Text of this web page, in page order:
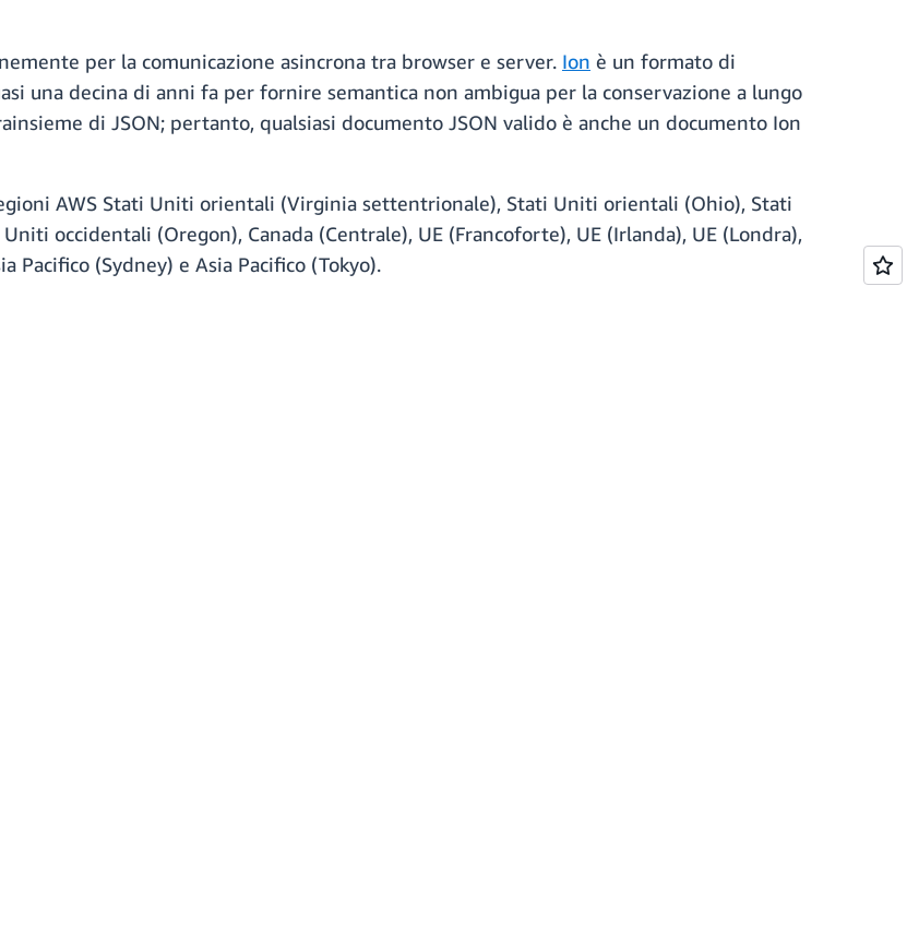
per la comunicazione asincrona tra browser e server. Ion è un formato di
una decina di anni fa per fornire semantica non ambigua per la conservazione a lungo
di JSON; pertanto, qualsiasi documento JSON valido è anche un documento Ion
AWS Stati Uniti orientali (Virginia settentrionale), Stati Uniti orientali (Ohio), Stati
occidentali (Oregon), Canada (Centrale), UE (Francoforte), UE (Irlanda), UE (Londra),
Pacifico (Sydney) e Asia Pacifico (Tokyo).